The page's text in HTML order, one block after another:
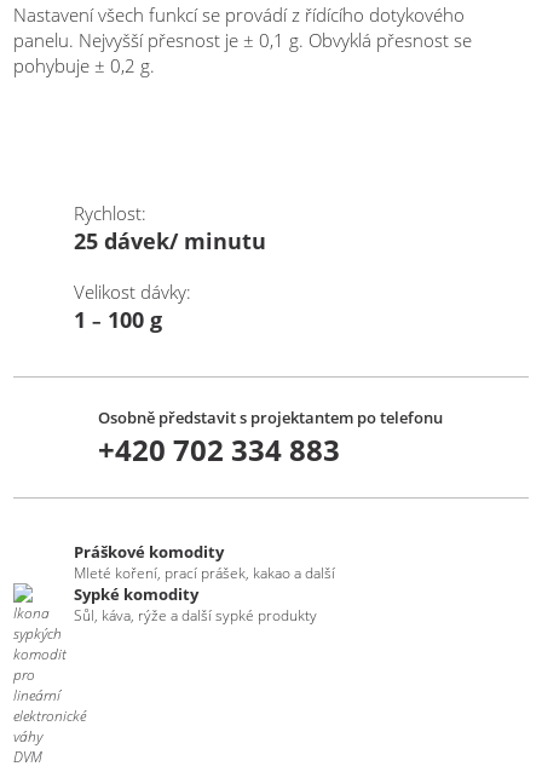
Nastavení všech funkcí se provádí z řídícího dotykového
panelu. Nejvyšší přesnost je ± 0,1 g. Obvyklá přesnost se
pohybuje ± 0,2 g.
Rychlost:
25 dávek/ minutu
Velikost dávky:
1– 100 g
Osobně představit s projektantem po telefonu
+420 702 334 883
Práškové komodity
Mleté koření, prací prášek, kakao a další
Sypké komodity
Sůl, káva, rýže a další sypké produkty